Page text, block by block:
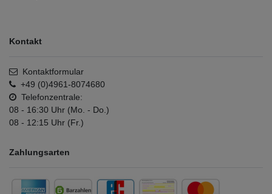
Kontakt
Kontaktformular
+49 (0)4961-8074680
Telefonzentrale:
08 - 16:30 Uhr (Mo. - Do.)
08 - 12:15 Uhr (Fr.)
Zahlungsarten